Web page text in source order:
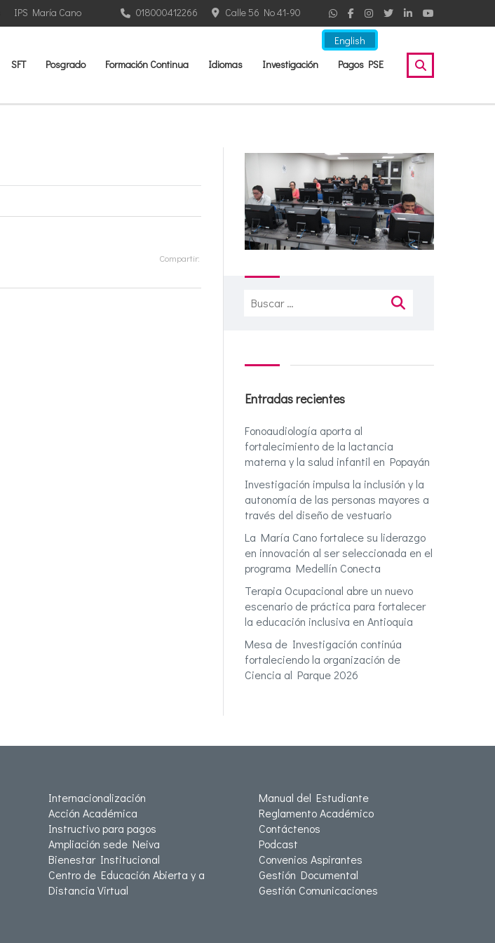
English
IPS María Cano Calle 56 No 41-90
018000412266
SFT Posgrado Formación Continua Idiomas Investigación Pagos PSE
Compartir:
Buscar:
Entradas recientes
Fonoaudiología aporta al
fortalecimiento de la lactancia
materna y la salud infantil en Popayán
Investigación impulsa la inclusión y la
autonomía de las personas mayores a
través del diseño de vestuario
La María Cano fortalece su liderazgo
en innovación al ser seleccionada en el
programa Medellín Conecta
Terapia Ocupacional abre un nuevo
escenario de práctica para fortalecer
la educación inclusiva en Antioquia
Mesa de Investigación continúa
fortaleciendo la organización de
Ciencia al Parque 2026
Internacionalización
Acción Académica
Instructivo para pagos
Ampliación sede Neiva
Bienestar Institucional
Centro de Educación Abierta y a
Distancia Virtual
Manual del Estudiante
Reglamento Académico
Contáctenos
Podcast
Convenios Aspirantes
Gestión Documental
Gestión Comunicaciones